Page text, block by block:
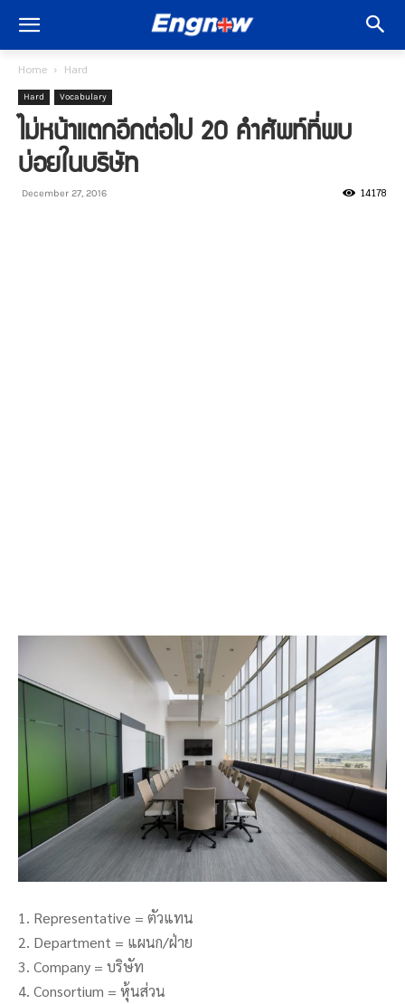
Home Hard
Hard Vocabulary
ไม่หน้าแตกอีกต่อไป 20 คำศัพท์ที่พบ
บ่อยในบริษัท
December 27, 2016 14178
1. Representative = ตัวแทน
2. Department = แผนก/ฝ่าย
3. Company = บริษัท
4. Consortium = หุ้นส่วน